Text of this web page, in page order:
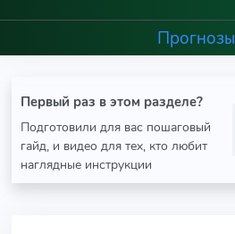
Прогнозы
Первый раз в этом разделе?
Подготовили для вас пошаговый
гайд, и видео для тех, кто любит
наглядные инструкции